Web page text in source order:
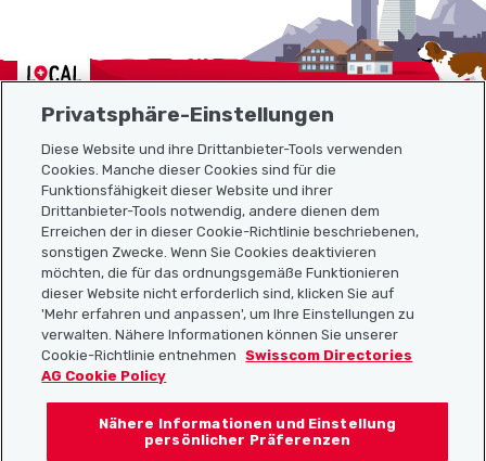
Localcities
Sitemap
Nützliche Links
Localcities App herunterladen
Folgt uns auf:
Privatsphäre-Einstellungen
Diese Website und ihre Drittanbieter-Tools verwenden
Cookies. Manche dieser Cookies sind für die
Funktionsfähigkeit dieser Website und ihrer
Drittanbieter-Tools notwendig, andere dienen dem
Erreichen der in dieser Cookie-Richtlinie beschriebenen,
sonstigen Zwecke. Wenn Sie Cookies deaktivieren
möchten, die für das ordnungsgemäße Funktionieren
dieser Website nicht erforderlich sind, klicken Sie auf
'Mehr erfahren und anpassen', um Ihre Einstellungen zu
verwalten. Nähere Informationen können Sie unserer
Cookie-Richtlinie entnehmen
Swisscom Directories
AG Cookie Policy
Nähere Informationen und Einstellung
persönlicher Präferenzen